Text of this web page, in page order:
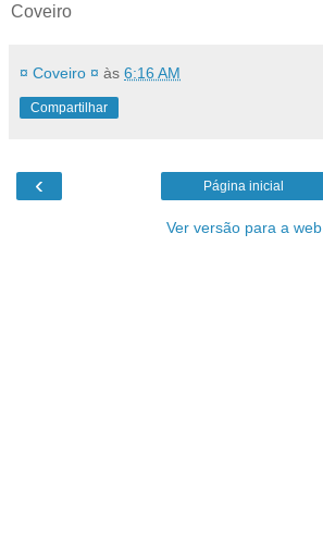
Coveiro
¤ Coveiro ¤ às 6:16 AM
Compartilhar
‹ Página inicial
Ver versão para a web